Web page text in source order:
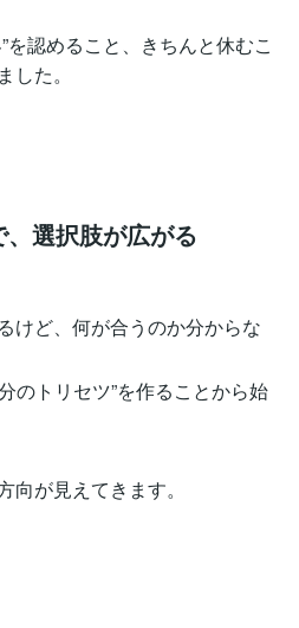
を認めること、きちんと休むこ
た。
選択肢が広がる
けど、何が合うのか分からな
のトリセツ”を作ることから始
向が見えてきます。